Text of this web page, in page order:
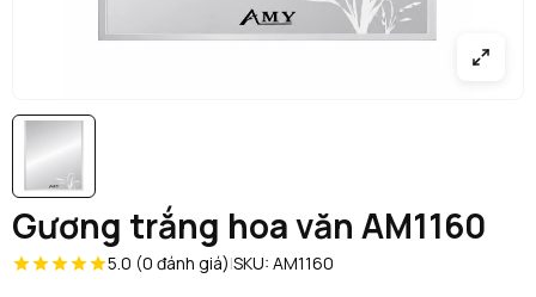
Gương trắng hoa văn AM1160
5.0 (0 đánh giá)|SKU: AM1160